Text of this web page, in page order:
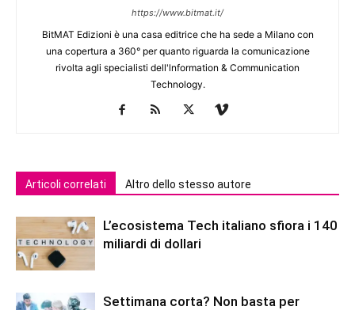
https://www.bitmat.it/
BitMAT Edizioni è una casa editrice che ha sede a Milano con
una copertura a 360° per quanto riguarda la comunicazione
rivolta agli specialisti dell'lnformation & Communication
Technology.
Articoli correlati Altro dello stesso autore
L’ecosistema Tech italiano sfiora i 140
miliardi di dollari
Settimana corta? Non basta per